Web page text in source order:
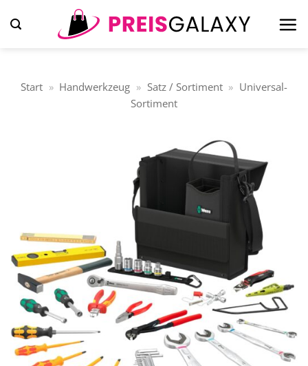
Inhalt
Start » Handwerkzeug » Satz / Sortiment » Universal-
Sortiment